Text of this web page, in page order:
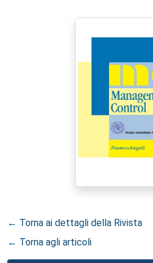
← Torna ai dettagli della Rivista
← Torna agli articoli